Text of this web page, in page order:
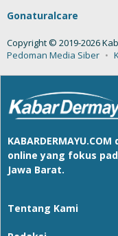
Gonaturalcare
Copyright © 2019-2026
Pedoman Media Siber
KABARDERMAYU.COM
online yang fokus
Jawa Barat.
Tentang Kami